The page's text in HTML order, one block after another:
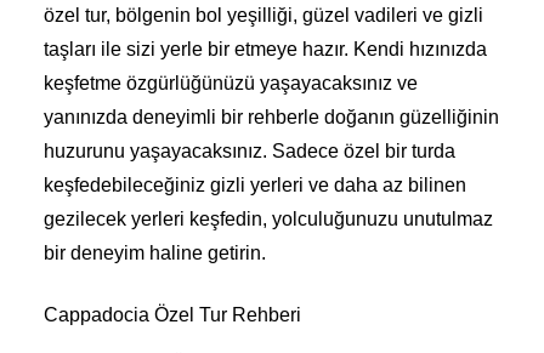
özel tur, bölgenin bol yeşilliği, güzel vadileri ve gizli
taşları ile sizi yerle bir etmeye hazır. Kendi hızınızda
keşfetme özgürlüğünüzü yaşayacaksınız ve
yanınızda deneyimli bir rehberle doğanın güzelliğinin
huzurunu yaşayacaksınız. Sadece özel bir turda
keşfedebileceğiniz gizli yerleri ve daha az bilinen
gezilecek yerleri keşfedin, yolculuğunuzu unutulmaz
bir deneyim haline getirin.
Cappadocia Özel Tur Rehberi